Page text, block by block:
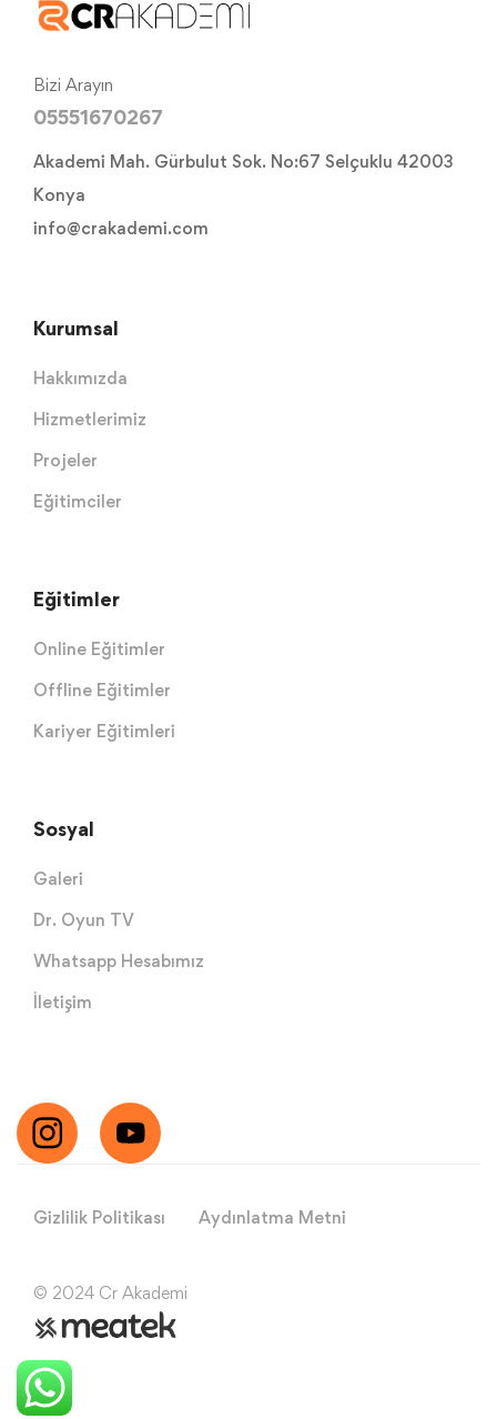
Bizi Arayın
05551670267
Akademi Mah. Gürbulut Sok. No:67 Selçuklu 42003
Konya
info@crakademi.com
Kurumsal
Hakkımızda
Hizmetlerimiz
Projeler
Eğitimciler
Eğitimler
Online Eğitimler
Offline Eğitimler
Kariyer Eğitimleri
Sosyal
Galeri
Dr. Oyun TV
Whatsapp Hesabımız
İletişim
Gizlilik Politikası Aydınlatma Metni
© 2024 Cr Akademi